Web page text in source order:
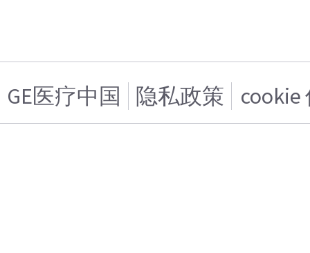
GE医疗中国 隐私政策 cookie